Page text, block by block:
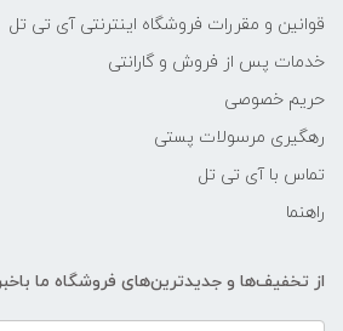
قوانین و مقررات فروشگاه اینترنتی آی تی تل
خدمات پس از فروش و گارانتی
حریم خصوصی
رهگیری مرسولات پستی
تماس با آی تی تل
راهنما
از تخفیف‌ها و جدیدترین‌های فروشگاه ما